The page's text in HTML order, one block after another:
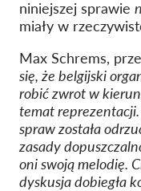
niniejszej sprawie
miały w
Max Schrems,
się, że belgijski
robić zwrot w
temat
spraw została
zasady
oni swoją melodię.
dyskusja dobiegła